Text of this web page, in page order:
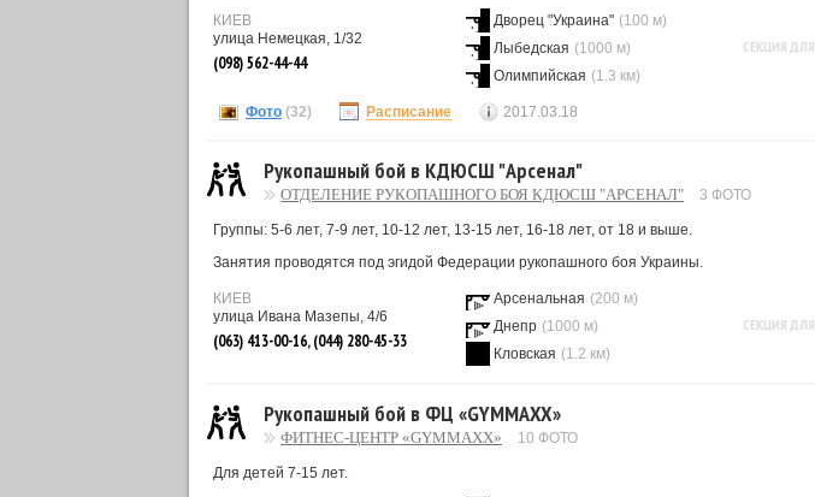
КИЕВ
улица Немецкая, 1/32
(098) 562-44-44
Дворец "Украина" (100 м)
Лыбедская (1000 м)
Олимпийская (1.3 км)
СЕКЦИЯ ДЛЯ
Фото (32) Расписание 2017.03.18
Рукопашный бой в КДЮСШ "Арсенал"
ОТДЕЛЕНИЕ РУКОПАШНОГО БОЯ КДЮСШ "АРСЕНАЛ" 3 ФОТО
Группы: 5-6 лет, 7-9 лет, 10-12 лет, 13-15 лет, 16-18 лет, от 18 и выше.
Занятия проводятся под эгидой Федерации рукопашного боя Украины.
КИЕВ
улица Ивана Мазепы, 4/6
(063) 413-00-16, (044) 280-45-33
Арсенальная (200 м)
Днепр (1000 м)
Кловская (1.2 км)
СЕКЦИЯ ДЛЯ
Рукопашный бой в ФЦ «GYMMAXX»
ФИТНЕС-ЦЕНТР «GYMMAXX» 10 ФОТО
Для детей 7-15 лет.